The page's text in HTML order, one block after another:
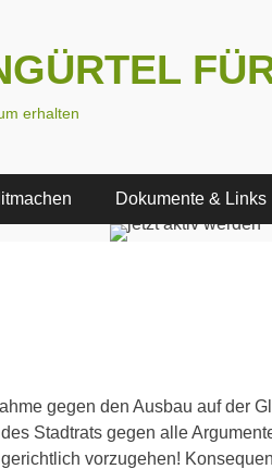
erhalten
Dokumente & Links
gegen den Ausbau auf der
Stadtrats gegen alle
vorzugehen!